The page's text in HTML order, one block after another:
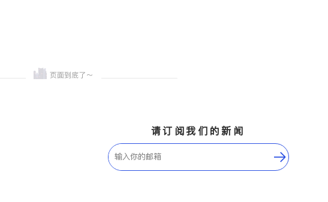
请订阅我们的新闻